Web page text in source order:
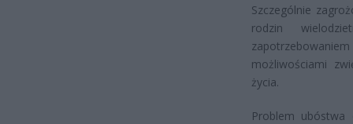
Szczególnie
rodzin
możliwościami
życia.
Problem